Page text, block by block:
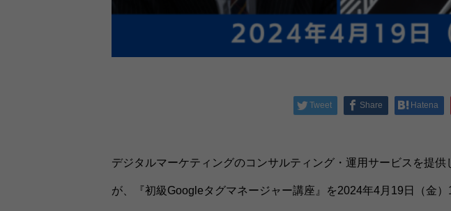
Tweet Share Hatena
デジタルマーケティングのコンサルティング・運用サービスを提
が、『初級Googleタグマネージャー講座』を2024年4月19日（金